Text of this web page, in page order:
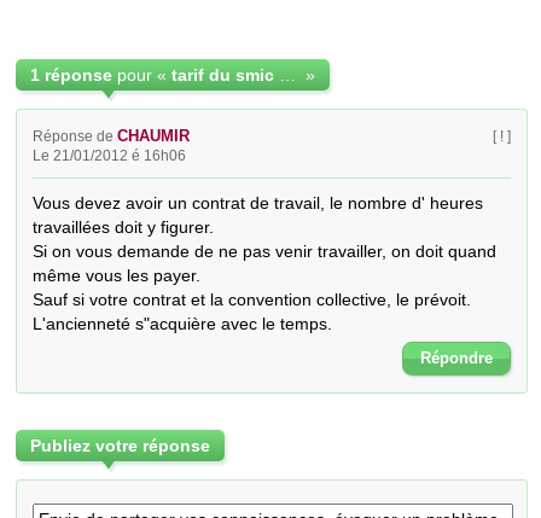
1 réponse pour « »
Réponse deCHAUMIR
Le 21/01/2012 é 16h06
[ ! ]
Vous devez avoir un contrat de travail, le nombre d' heures
travaillées doit y figurer.
Si on vous demande de ne pas venir travailler, on doit quand
même vous les payer.
Sauf si votre contrat et la convention collective, le prévoit.
L'ancienneté s"acquière avec le temps.
Répondre
Publiez votre réponse